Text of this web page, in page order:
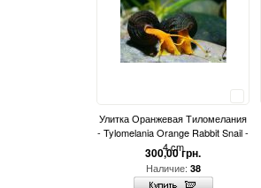
Улитка Оранжевая Тиломелания
- Tylomelania Orange Rabbit Snail -
4 cm
300,00 грн.
Наличие: 38